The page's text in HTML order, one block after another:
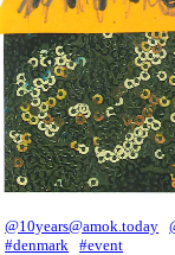
@10years@amok.today
#denmark
#event